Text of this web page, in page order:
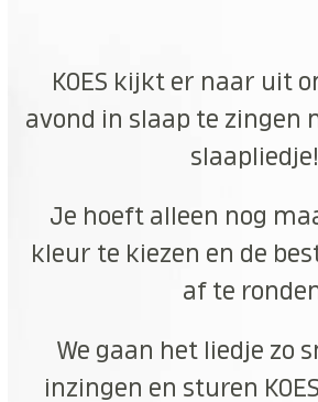
KOES kijkt er naar uit
avond in slaap te zingen
slaapliedje!
Je hoeft alleen nog
kleur te kiezen en de
af te
We gaan het liedje zo
inzingen en sturen